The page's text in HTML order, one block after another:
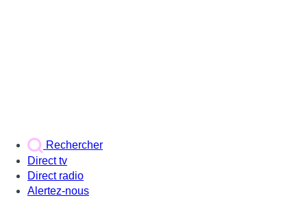
Rechercher
Direct tv
Direct radio
Alertez-nous